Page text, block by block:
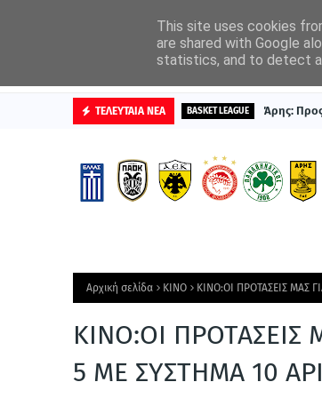
ΤΕΛΕΥΤΑΙΑ ΝΕΑ BASKET LEAGUE Άρης:
Αρχική σελίδα ΚΙΝΟ ΚΙΝΟ:ΟΙ ΠΡΟΤΑΣΕΙΣ ΜΑΣ
ΚΙΝΟ:ΟΙ
5 ΜΕ ΣΥΣΤΗΜΑ 10
This site uses cookies
are shared with Google
statistics, and to detect